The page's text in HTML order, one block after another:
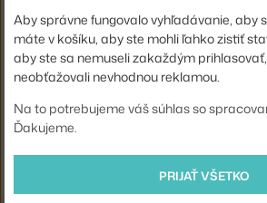
Podnož:
kov
Kód produktu
AND-133873A251
Shopping from the EU? Switch toPavilion
Aby správne fungovalo vyhľadávanie, aby
máte v košíku, aby ste mohli ľahko zistiť
aby ste sa nemuseli zakaždým
neobťažovali nevhodnou reklamou.
Na to potrebujeme váš súhlas so
Ďakujeme.
PRIJAŤ VŠETKO